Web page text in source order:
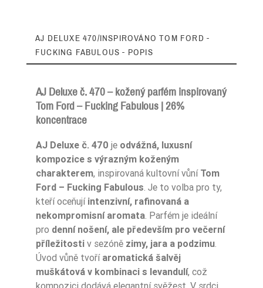
AJ DELUXE 470/INSPIROVÁNO TOM FORD -
FUCKING FABULOUS - POPIS
AJ Deluxe č. 470 – kožený parfém inspirovaný
Tom Ford – Fucking Fabulous | 26%
koncentrace
AJ Deluxe č. 470 je odvážná, luxusní
kompozice s výrazným koženým
charakterem, inspirovaná kultovní vůní Tom
Ford – Fucking Fabulous. Je to volba pro ty,
kteří oceňují intenzivní, rafinovaná a
nekompromisní aromata. Parfém je ideální
pro denní nošení, ale především pro večerní
příležitosti v sezóně zimy, jara a podzimu.
Úvod vůně tvoří aromatická šalvěj
muškátová v kombinaci s levandulí, což
Ean13